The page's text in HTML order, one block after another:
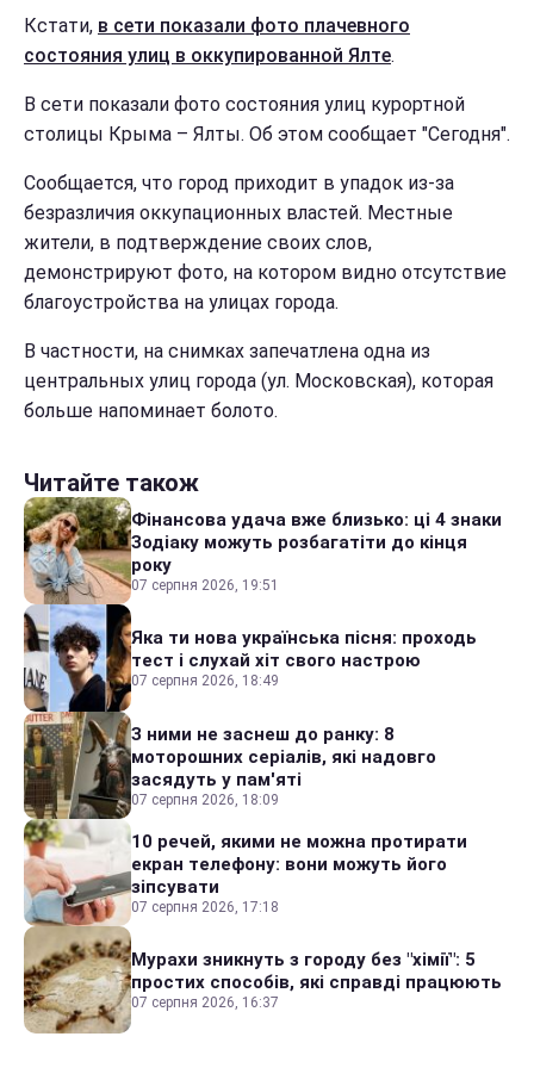
Кстати, в сети показали фото плачевного
состояния улиц в оккупированной Ялте.
В сети показали фото состояния улиц курортной
столицы Крыма – Ялты. Об этом сообщает "Сегодня".
Сообщается, что город приходит в упадок из-за
безразличия оккупационных властей. Местные
жители, в подтверждение своих слов,
демонстрируют фото, на котором видно отсутствие
благоустройства на улицах города.
В частности, на снимках запечатлена одна из
центральных улиц города (ул. Московская), которая
больше напоминает болото.
Читайте також
Фінансова удача вже близько: ці 4 знаки
Зодіаку можуть розбагатіти до кінця
року
07 серпня 2026, 19:51
Яка ти нова українська пісня: проходь
тест і слухай хіт свого настрою
07 серпня 2026, 18:49
З ними не заснеш до ранку: 8
моторошних серіалів, які надовго
засядуть у пам'яті
07 серпня 2026, 18:09
10 речей, якими не можна протирати
екран телефону: вони можуть його
зіпсувати
07 серпня 2026, 17:18
Мурахи зникнуть з городу без "хімії": 5
простих способів, які справді працюють
07 серпня 2026, 16:37